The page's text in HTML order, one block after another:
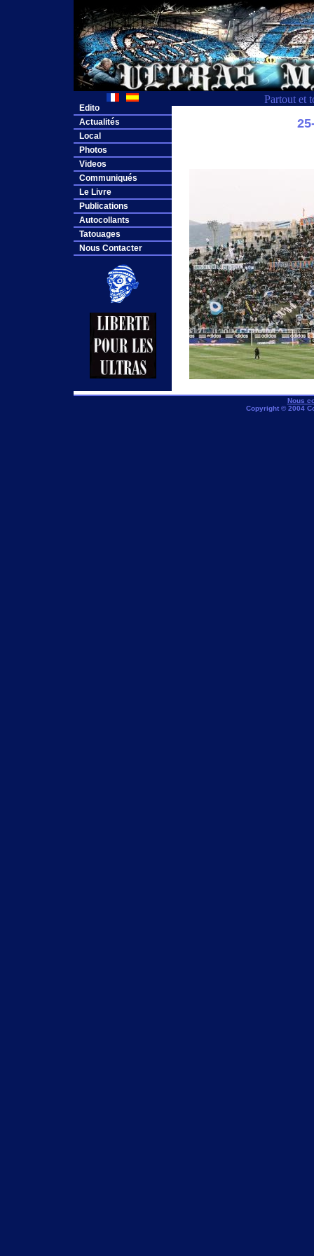
Partout et
Edito
Actualités
Local
Photos
Videos
Communiqués
Le Livre
Publications
Autocollants
Tatouages
Nous Contacter
Nous
Copyright © 2004